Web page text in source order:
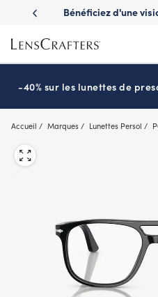
main
content
avantages
Bénéficiez d'une
-40% sur les lunettes de
Accueil Marques Lunettes Persol